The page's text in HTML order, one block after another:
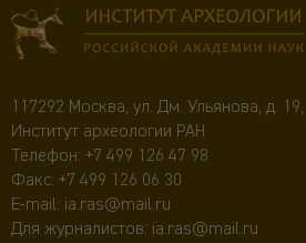
117292 Москва, ул. Дм. Ульянова, д. 19,
Институт археологии РАН
Телефон: +7 499 126 47 98
Факс: +7 499 126 06 30
E-mail: ia.ras@mail.ru
Для журналистов: ia.ras@mail.ru